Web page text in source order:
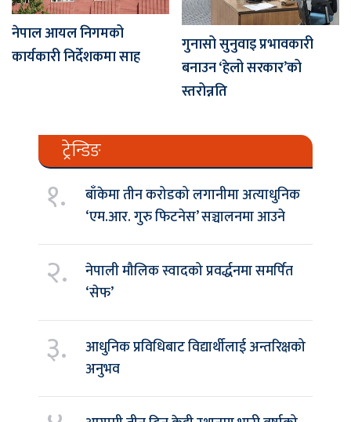
नेपाल आयल निगमको
कार्यकारी निर्देशकमा साह
गुनासो सुनुवाइ प्रभावकारी
बनाउन ‘हेलो सरकार’को
स्तरोन्नति
ट्रेन्डिङ
१.
बाँकेमा तीन करोडको लगानीमा अत्याधुनिक
‘एम.आर. गुरु फिटनेस’ सञ्चालनमा आउने
२.
नेपाली मौलिक स्वादको प्रवर्द्धनमा समर्पित
‘सेफ’
३.
आधुनिक प्रविधिबाट विद्यार्थीलाई अन्तरिक्षको
अनुभव